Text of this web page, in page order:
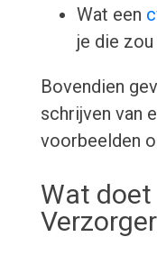
Wat een
je die
Bovendien
schrijven van
voorbeelden
Wat